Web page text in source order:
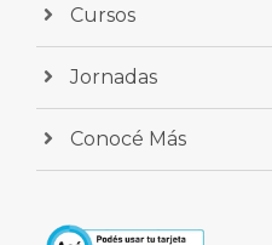
Cursos
Jornadas
Conocé Más